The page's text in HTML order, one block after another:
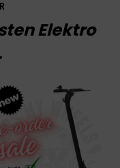
Elektro